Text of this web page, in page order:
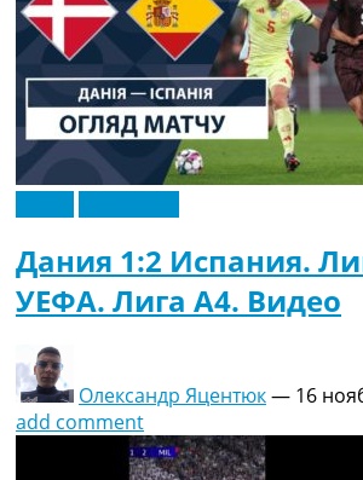
Дания 1:2 Испания.
УЕФА. Лига A4. Видео
Олександр Яцентюк— 16
add comment